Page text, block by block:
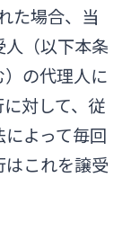
た場合、当
（以下本条
の代理人に
対して、従
よって毎回
これを譲受